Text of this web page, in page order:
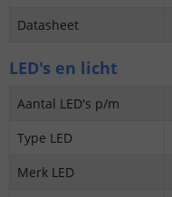
Datasheet
LED's en licht
Aantal LED's p/m
Type LED
Merk LED